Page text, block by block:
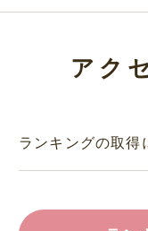
アク
ランキングの取得